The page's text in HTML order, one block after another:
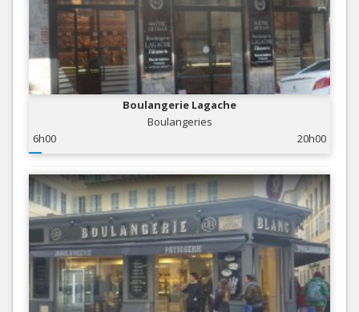
Boulangerie Lagache
Boulangeries
6h00
20h00